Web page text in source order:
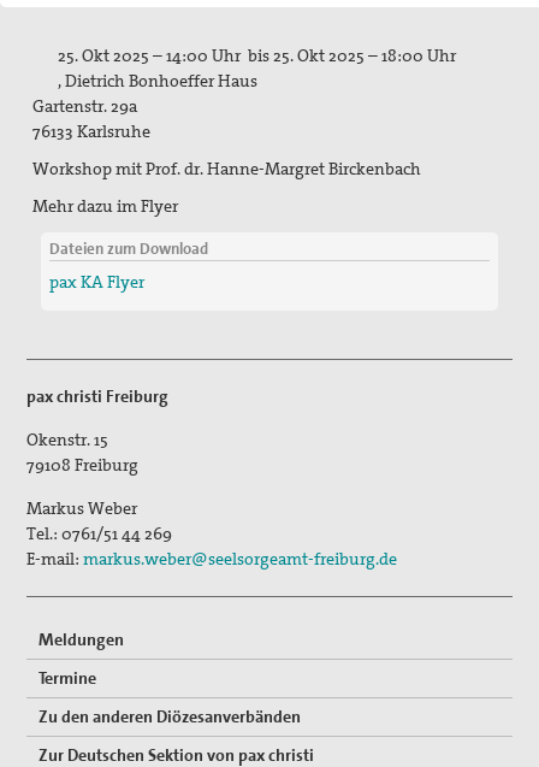
Spiritualität
Aktive Gewaltfreiheit
Bühler Kreuz und andere Orte des Friedens
Friedensmeditationen zu Menschen des Friedens
Politisches Nachtgebet
Bündnis "Schulfrei für die Bundeswehr. Lernen für den
Frieden"
Filmgespräch "tun wir. tun wir. was dazu."
Friedensläufe
Israel/Palästina
„PEACE TALKS“ – Über Frieden reden
Minderheiten, Migration und Flucht
25. Okt 2025 – 14:00 Uhr bis 25. Okt 2025 – 18:00 Uhr
, Dietrich Bonhoeffer Haus
Gartenstr. 29a
76133 Karlsruhe
Workshop mit Prof. dr. Hanne-Margret Birckenbach
Mehr dazu im Flyer
Dateien zum Download
pax KA Flyer
pax christi Freiburg
Okenstr. 15
79108 Freiburg
Markus Weber
Tel.:0761/51 44 269
E-mail:markus.weber@seelsorgeamt-freiburg.de
Meldungen
Termine
Zu den anderen Diözesanverbänden
Zur Deutschen Sektion von pax christi